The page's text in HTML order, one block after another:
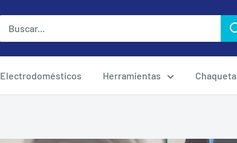
Electrodomésticos Herramientas Chaqueta